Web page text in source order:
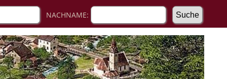
NACHNAME: